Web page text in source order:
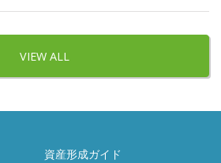
るドルコスト平均効果が発揮さ
とともに花が開くと思われま
ロナウイルスの影響は想像以上
信念を持って、じっくりどっし
VIEW ALL
資産形成ガイド